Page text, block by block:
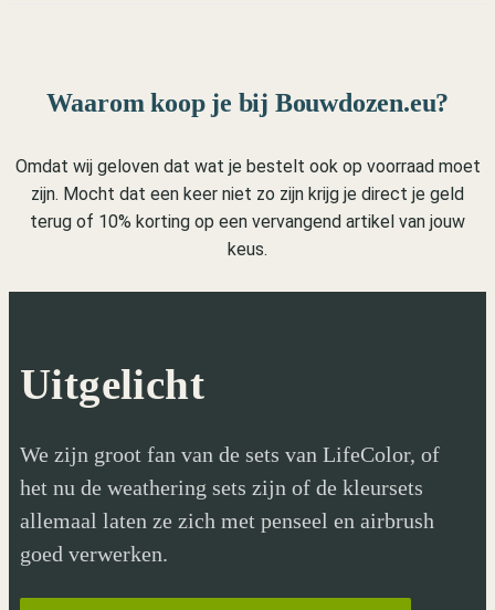
Waarom koop je bij Bouwdozen.eu?
Omdat wij geloven dat wat je bestelt ook op voorraad moet
zijn. Mocht dat een keer niet zo zijn krijg je direct je geld
terug of 10% korting op een vervangend artikel van jouw
keus.
Uitgelicht
We zijn groot fan van de sets van LifeColor, of
het nu de weathering sets zijn of de kleursets
allemaal laten ze zich met penseel en airbrush
goed verwerken.